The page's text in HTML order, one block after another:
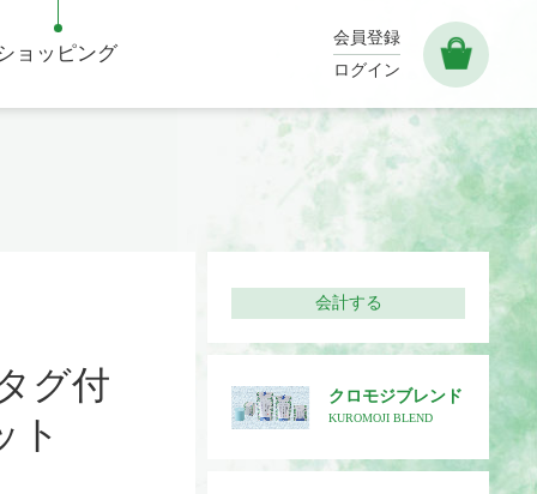
ョッピング
会員登録
ログイン
グ付
ト
会計する
クロモジブレンド
KUROMOJI BLEND